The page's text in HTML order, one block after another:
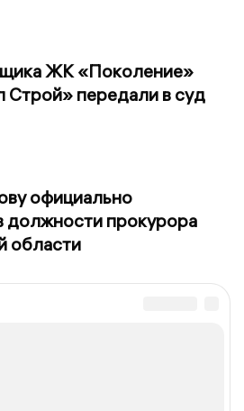
ЖК «Поколение»
передали в суд
официально
должности прокурора
области